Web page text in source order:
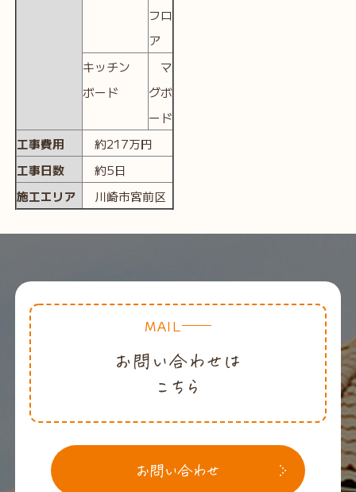
フロ
ア
キッチン
ボード
マ
グボ
ード
工事費用
約217万円
工事日数
約5日
施工エリア
川崎市宮前区
MAIL